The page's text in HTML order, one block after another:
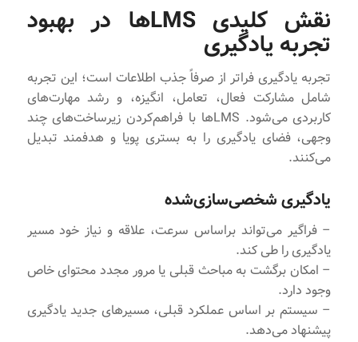
نقش کلیدی LMSها در بهبود
تجربه یادگیری
تجربه یادگیری فراتر از صرفاً جذب اطلاعات است؛ این تجربه
شامل مشارکت فعال، تعامل، انگیزه، و رشد مهارت‌های
کاربردی می‌شود. LMSها با فراهم‌کردن زیرساخت‌های چند
وجهی، فضای یادگیری را به بستری پویا و هدفمند تبدیل
می‌کنند.
یادگیری شخصی‌سازی‌شده
– فراگیر می‌تواند براساس سرعت، علاقه و نیاز خود مسیر
یادگیری را طی کند.
– امکان برگشت به مباحث قبلی یا مرور مجدد محتوای خاص
وجود دارد.
– سیستم بر اساس عملکرد قبلی، مسیرهای جدید یادگیری
پیشنهاد می‌دهد.